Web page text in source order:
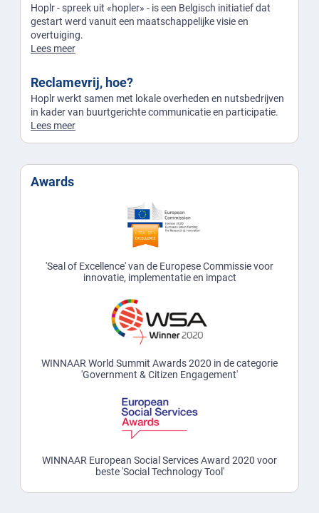
Hoplr - spreek uit «hopler» - is een Belgisch initiatief dat
gestart werd vanuit een maatschappelijke visie en
overtuiging.
Lees meer
Reclamevrij, hoe?
Hoplr werkt samen met lokale overheden en nutsbedrijven
in kader van buurtgerichte communicatie en participatie.
Lees meer
Awards
'Seal of Excellence' van de Europese Commissie voor
innovatie, implementatie en impact
WINNAAR World Summit Awards 2020 in de categorie
'Government & Citizen Engagement'
WINNAAR European Social Services Award 2020 voor
beste 'Social Technology Tool'